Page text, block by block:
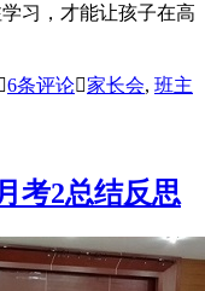
习，才能让孩子在高
6条评论家长会, 班主
考2总结反思